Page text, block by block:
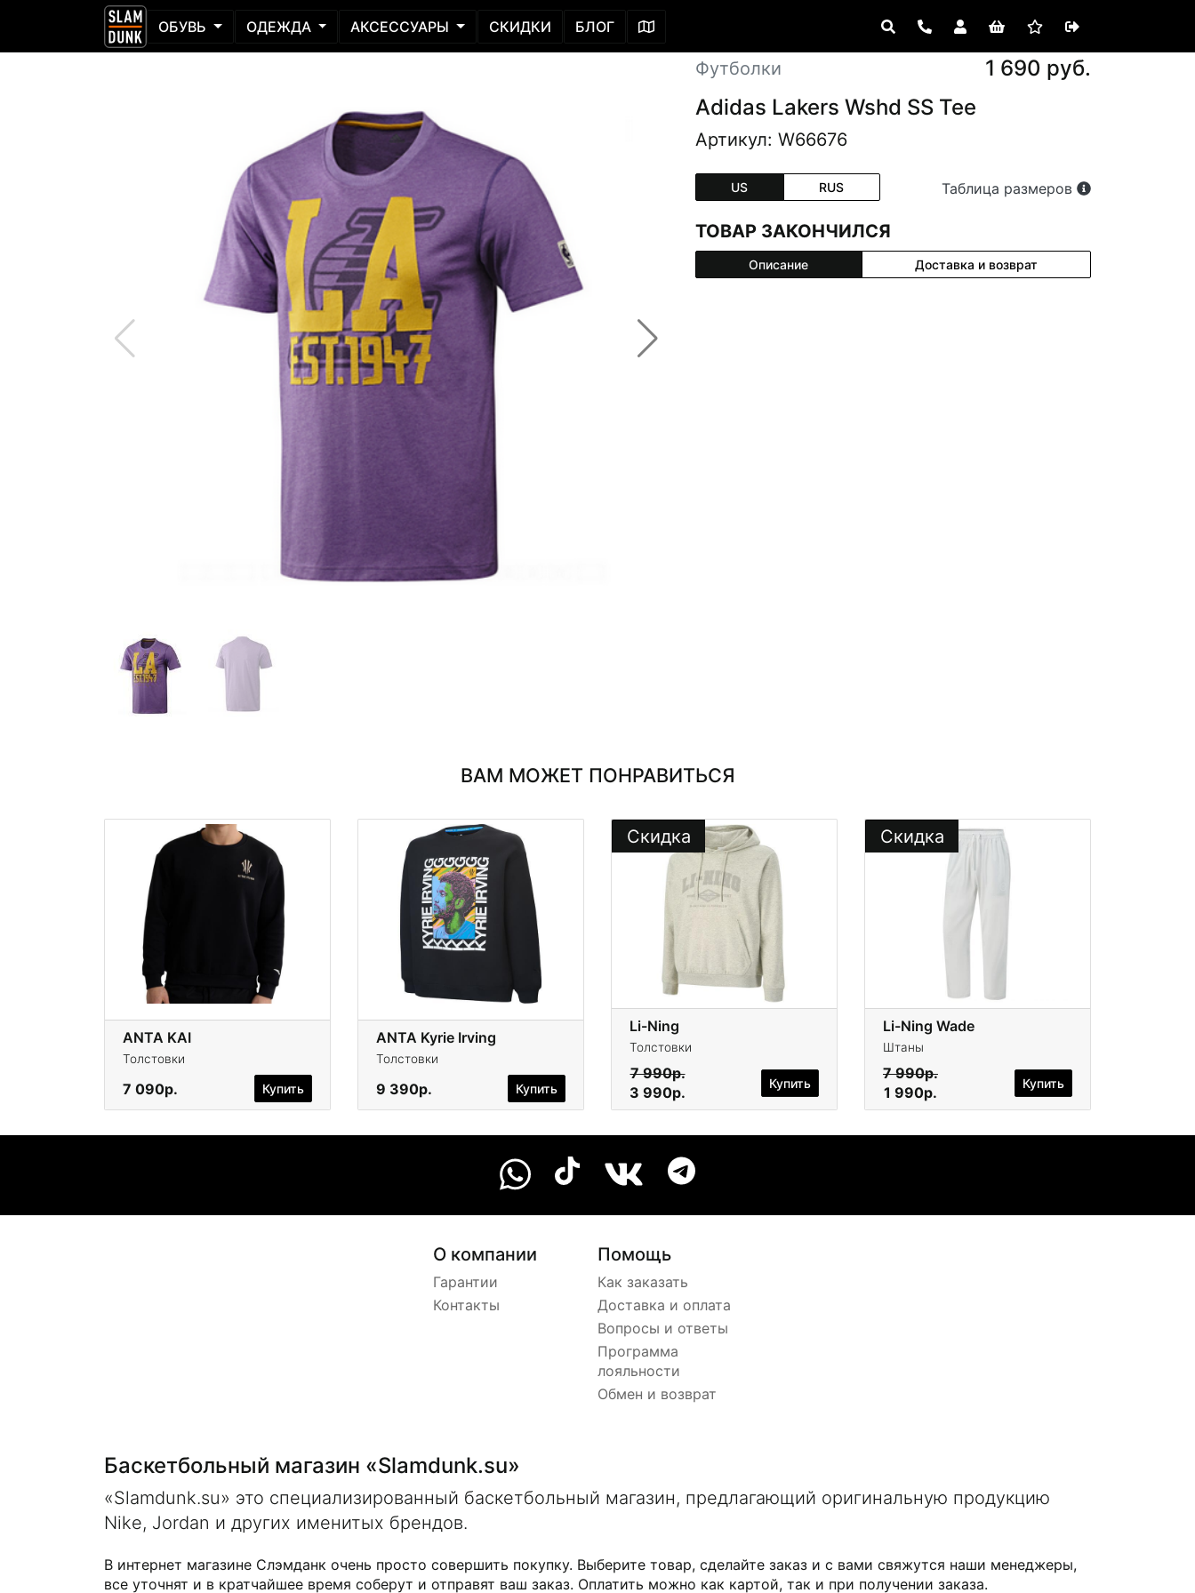
ОБУВЬ ОДЕЖДА АКСЕССУАРЫ СКИДКИ БЛОГ
Футболки
1 690 руб.
Adidas Lakers Wshd SS Tee
Артикул: W66676
US RUS Таблица размеров
ТОВАР ЗАКОНЧИЛСЯ
Описание Доставка и возврат
ВАМ МОЖЕТ ПОНРАВИТЬСЯ
ANTA KAI
Толстовки
7 090р. Купить
ANTA Kyrie Irving
Толстовки
9 390р. Купить
Скидка
Li-Ning
Толстовки
7 990р.
3 990р.
Купить
Скидка
Li-Ning Wade
Штаны
7 990р.
1 990р.
Купить
О компании
Гарантии
Контакты
Помощь
Как заказать
Доставка и оплата
Вопросы и ответы
Программа
лояльности
Обмен и возврат
Баскетбольный магазин «Slamdunk.su»
«Slamdunk.su» это специализированный баскетбольный магазин, предлагающий оригинальную продукцию
Nike, Jordan и других именитых брендов.
В интернет магазине Слэмданк очень просто совершить покупку. Выберите товар, сделайте заказ и с вами свяжутся наши менеджеры,
все уточнят и в кратчайшее время соберут и отправят ваш заказ. Оплатить можно как картой, так и при получении заказа.